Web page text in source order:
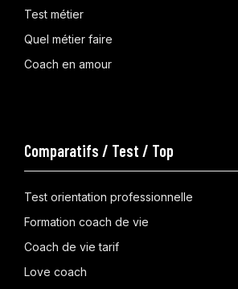
Test métier
Quel métier faire
Coach en amour
Comparatifs / Test / Top
Test orientation professionnelle
Formation coach de vie
Coach de vie tarif
Love coach